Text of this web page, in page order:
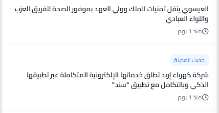
العيسوي ينقل تمنيات الملك وولي العهد بموفور الصحة للفريق العزب
واللواء العبادي
منذ 1 يوم
حديث المدينة
شركة كهرباء إربد تطلق خدماتها الإلكترونية المتكاملة عبر تطبيقها
الذكي وبالتكامل مع تطبيق “سند”
منذ 1 يوم